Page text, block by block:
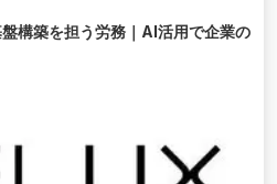
構築を担う労務｜AI活用で企業の